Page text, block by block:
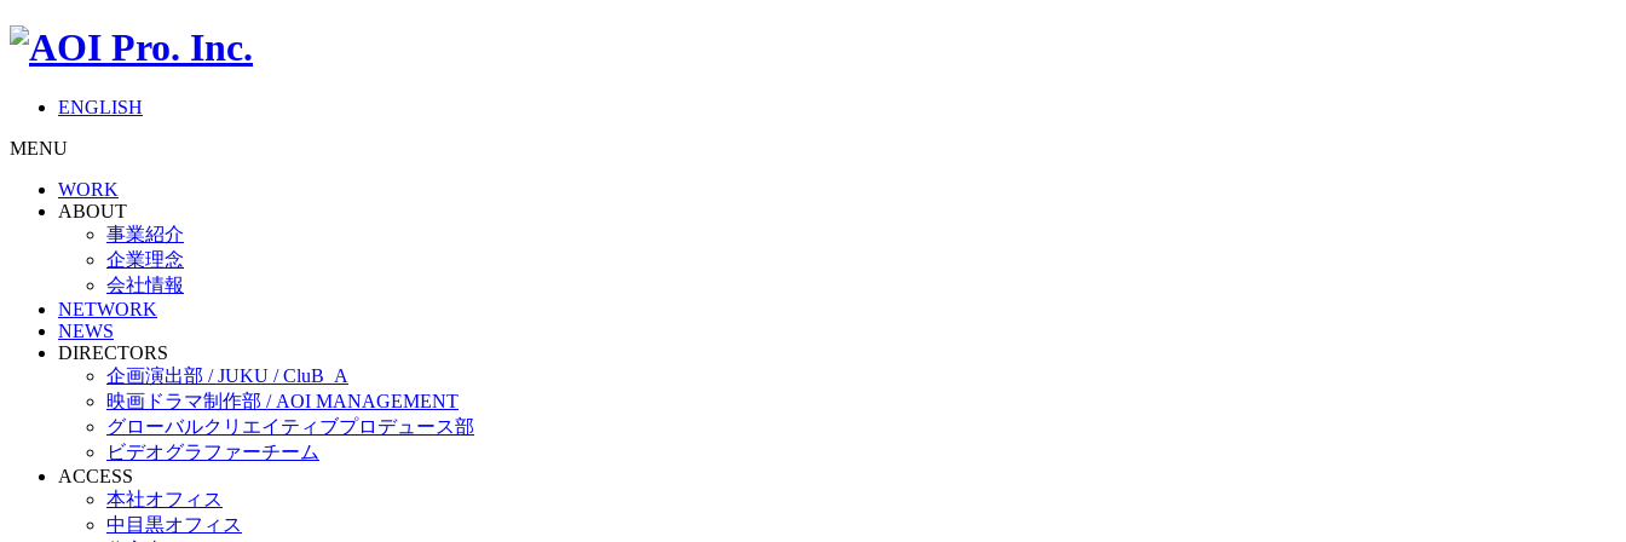
ENGLISH
MENU
WORK
ABOUT
事業紹介
企業理念
会社情報
NETWORK
NEWS
DIRECTORS
企画演出部 / JUKU / CluB_A
映画ドラマ制作部 / AOI MANAGEMENT
グローバルクリエイティブプロデュース部
ビデオグラファーチーム
ACCESS
本社オフィス
中目黒オフィス